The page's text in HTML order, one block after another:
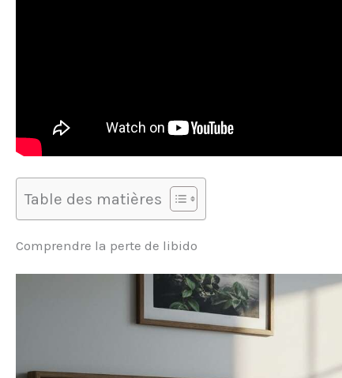
Table des matières
Comprendre la perte de libido